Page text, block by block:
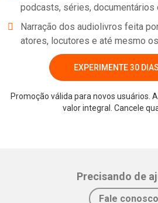
podcasts, séries, documentários
Narração dos audiolivros feita
atores, locutores e até mesmo
EXPERIMENTE 30
Promoção válida para novos usuários.
valor integral. Cancele
Precisando de
Fale conosco